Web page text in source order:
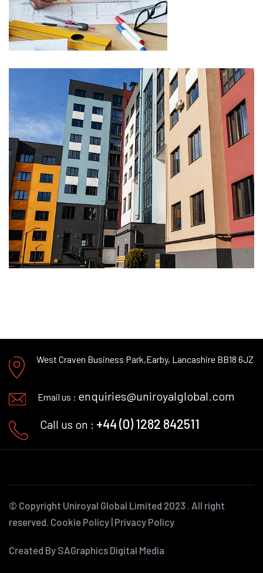
West Craven Business Park,Earby, Lancashire BB18 6JZ
Email us : enquiries@uniroyalglobal.com
Call us on : +44 (0) 1282 842511
© Copyright Uniroyal Global Limited 2023 . All right
reserved. Cookie Policy Privacy Policy
Created By SAGraphics Digital Media